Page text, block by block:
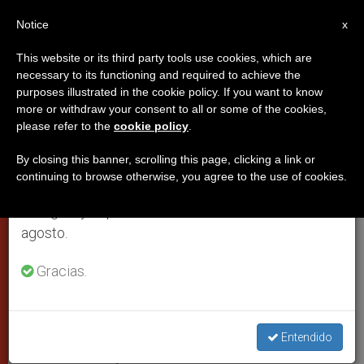
Todos los pontificados de los
últimos tiempos han sido
difíciles
Habla el experto en historia de la
W M F T S
×
Aviso importante
Del 27 de julio al 7 de agosto haremos la pausa
anual, aprovechando que en el periodo de verano
se generan menos informaciones y también el
agosto.
Gracias.
Entendido
x
Notice
This website or its third party tools use cookies, which are
necessary to its functioning and required to achieve the
purposes illustrated in the cookie policy. If you want to know
more or withdraw your consent to all or some of the cookies,
please refer to the cookie policy
By closing this banner, scrolling this page, clicking a link or
continuing to browse otherwise, you agree to the use of cookies.